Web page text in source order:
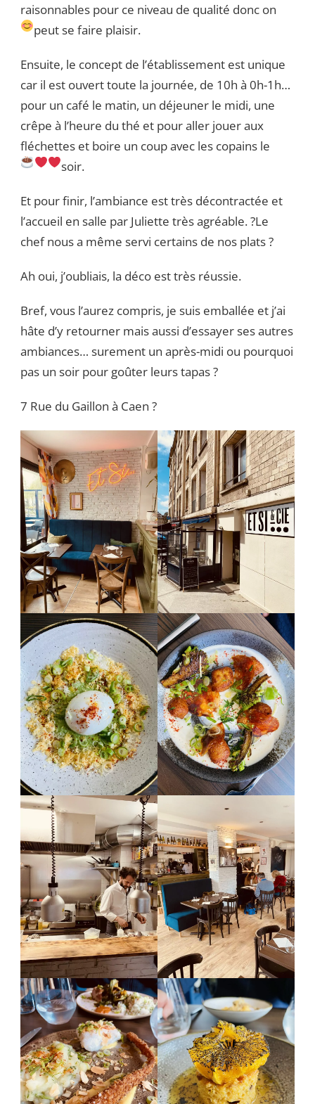
raisonnables pour ce niveau de qualité donc on
peut se faire plaisir.
Ensuite, le concept de l’établissement est unique
car il est ouvert toute la journée, de 10h à 0h-1h…
pour un café le matin, un déjeuner le midi, une
crêpe à l’heure du thé et pour aller jouer aux
fléchettes et boire un coup avec les copains le
soir.
Et pour finir, l’ambiance est très décontractée et
l’accueil en salle par Juliette très agréable. ?Le
chef nous a même servi certains de nos plats ?
Ah oui, j’oubliais, la déco est très réussie.
Bref, vous l’aurez compris, je suis emballée et j’ai
hâte d’y retourner mais aussi d’essayer ses autres
ambiances… surement un après-midi ou pourquoi
pas un soir pour goûter leurs tapas ?
7 Rue du Gaillon à Caen ?